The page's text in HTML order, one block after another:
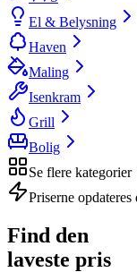
El & Belysning
Haven
Maling
Isenkram
Grill
Bolig
Se flere kategorier
Priserne opdateres
Find den
laveste pris